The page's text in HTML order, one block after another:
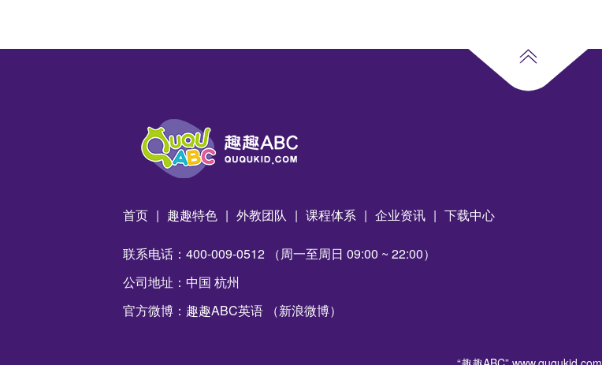
首页 | 趣趣特色 | 外教团队 | 课程体系 | 企业资讯 | 下载中心
联系电话：400-009-0512 （周一至周日 09:00 ~ 22:00）
公司地址：中国 杭州
官方微博：趣趣ABC英语 （新浪微博）